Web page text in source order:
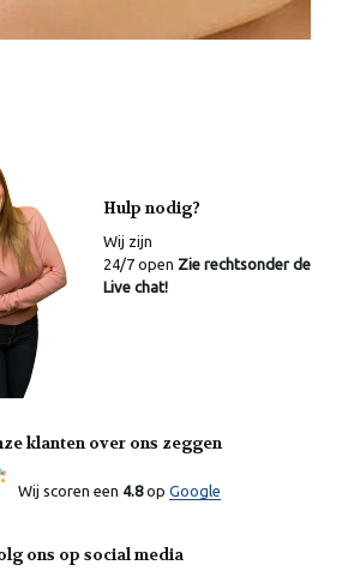
Hulp nodig?
Wij zijn
24/7 open Zie rechtsonder de
Live chat!
klanten over ons zeggen
Wij scoren een 4.8op Google
ons op social media